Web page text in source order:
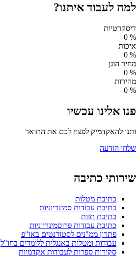
למה לעבוד איתנו?
דיסקרטיות
%
0
איכות
%
0
מחיר הוגן
%
0
מהירות
%
0
פנו אלינו עכשיו
ותנו להאקדמיק לפצח לכם את התואר
שלחו הודעה
שירותי כתיבה
כתיבת מטלות
כתיבת עבודות סמינריוניות
כתיבת תזות
כתיבת עבודות פרוסמינריוניות
פתרון ממ"נים לסטודנטים באו"פ
עבודות ומטלות באנגלית ללומדים בחו"ל
סקירות ספרות לעבודות אקדמיות